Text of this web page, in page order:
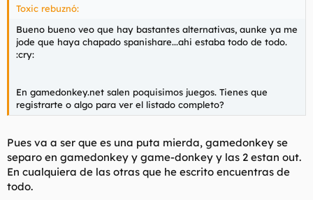
Toxic rebuznó:
Bueno bueno veo que hay bastantes alternativas, aunke ya me
jode que haya chapado spanishare...ahi estaba todo de todo.
:cry:
En gamedonkey.net salen poquisimos juegos. Tienes que
registrarte o algo para ver el listado completo?
Pues va a ser que es una puta mierda, gamedonkey se
separo en gamedonkey y game-donkey y las 2 estan out.
En cualquiera de las otras que he escrito encuentras de
todo.